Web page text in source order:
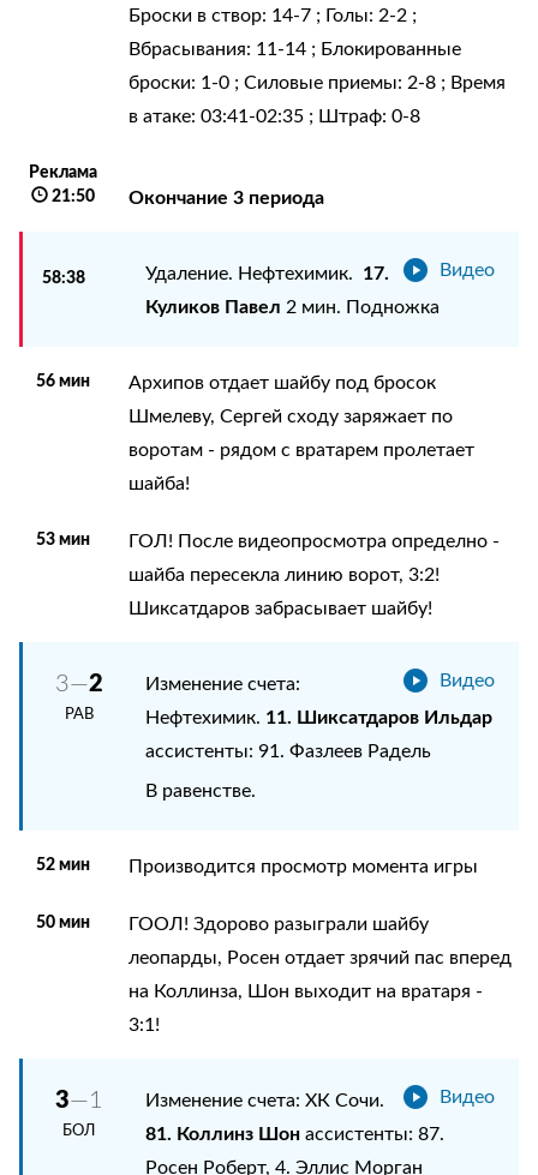
Броски в створ: 14-7 ; Голы: 2-2 ;
Вбрасывания: 11-14 ; Блокированные
броски: 1-0 ; Силовые приемы: 2-8 ; Время
в атаке: 03:41-02:35 ; Штраф: 0-8
Реклама
21:50
Окончание 3 периода
58:38 Видео
Удаление. Нефтехимик. 17.
Куликов Павел 2 мин. Подножка
56 мин
Архипов отдает шайбу под бросок
Шмелеву, Сергей сходу заряжает по
воротам - рядом с вратарем пролетает
шайба!
53 мин
ГОЛ! После видеопросмотра определно -
шайба пересекла линию ворот, 3:2!
Шиксатдаров забрасывает шайбу!
3—2
РАВ
Видео
Изменение счета:
Нефтехимик. 11. Шиксатдаров Ильдар
ассистенты: 91. Фазлеев Радель
В равенстве.
52 мин Производится просмотр момента игры
50 мин
ГООЛ! Здорово разыграли шайбу
леопарды, Росен отдает зрячий пас вперед
на Коллинза, Шон выходит на вратаря -
3:1!
3—1
БОЛ
Видео
Изменение счета: ХК Сочи.
81. Коллинз Шонассистенты: 87.
Росен Роберт, 4. Эллис Морган